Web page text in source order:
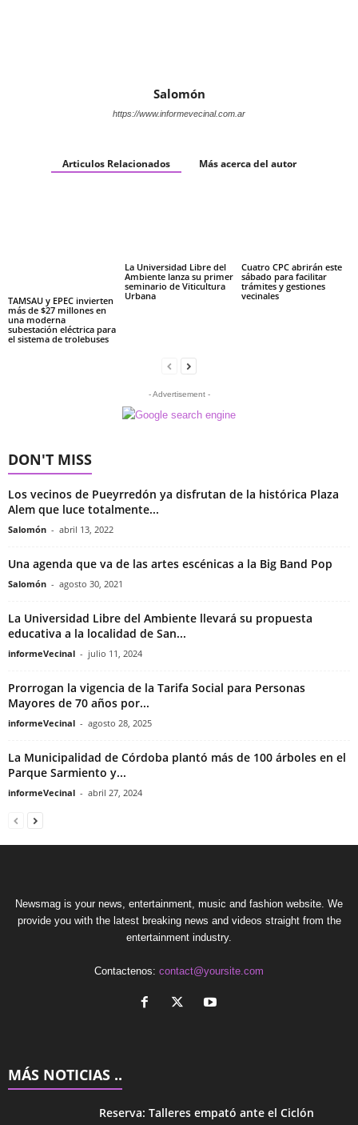
Salomón
https://www.informevecinal.com.ar
Articulos Relacionados Más acerca del autor
TAMSAU y EPEC invierten
más de $27 millones en
una moderna
subestación eléctrica para
el sistema de trolebuses
La Universidad Libre del
Ambiente lanza su primer
seminario de Viticultura
Urbana
Cuatro CPC abrirán este
sábado para facilitar
trámites y gestiones
vecinales
- Advertisement -
DON'T MISS
Los vecinos de Pueyrredón ya disfrutan de la histórica Plaza
Alem que luce totalmente...
Salomón - abril 13, 2022
Una agenda que va de las artes escénicas a la Big Band Pop
Salomón - agosto 30, 2021
La Universidad Libre del Ambiente llevará su propuesta
educativa a la localidad de San...
informeVecinal - julio 11, 2024
Prorrogan la vigencia de la Tarifa Social para Personas
Mayores de 70 años por...
informeVecinal - agosto 28, 2025
La Municipalidad de Córdoba plantó más de 100 árboles en el
Parque Sarmiento y...
informeVecinal - abril 27, 2024
Newsmag is your news, entertainment, music and fashion website. We
provide you with the latest breaking news and videos straight from the
entertainment industry.
Contactenos: contact@yoursite.com
MÁS NOTICIAS ..
Reserva: Talleres empató ante el Ciclón